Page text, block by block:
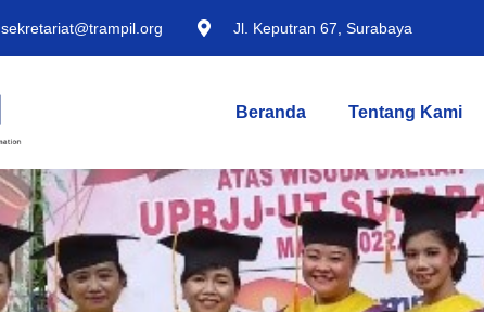
sekretariat@trampil.org Jl. Keputran 67, Surabaya
Beranda Tentang Kami